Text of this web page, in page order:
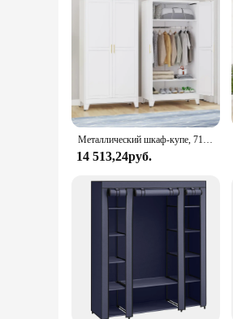
Металлический шкаф-купе, 71-дюймовый металлический шкаф для хранения одежды с подвесным стержнем, бытовой стальной шкаф для хранения вещей
14 513,24руб.